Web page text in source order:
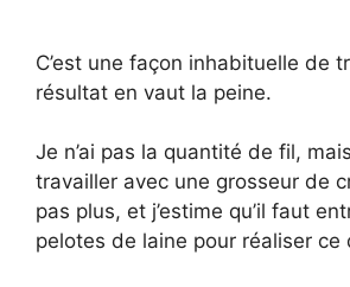
C’est une façon inhabituelle de
résultat en vaut la peine.
Je n’ai pas la quantité de fil,
travailler avec une grosseur de
pas plus, et j’estime qu’il faut
pelotes de laine pour réaliser ce